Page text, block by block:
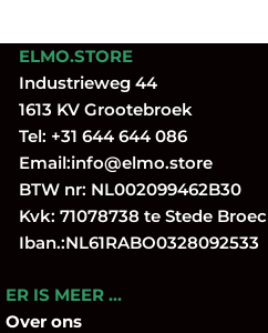
ELMO.STORE
Industrieweg 44
1613 KV Grootebroek
Tel: +31 644 644 086
Email:info@elmo.store
BTW nr: NL002099462B30
Kvk: 71078738 te Stede Broec
Iban.:NL61RABO0328092533
ER IS MEER …
Over ons